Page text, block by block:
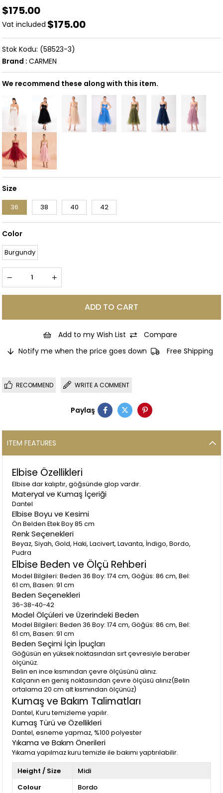
$175.00
Vat included $175.00
(58523-3)
Brand : CARMEN
We recommend these along with this item.
Size
36 38 40 42
Color
Burgundy
Add to my Wish List
Compare
Notify me when the price goes down
Free Shipping
RECOMMEND WRITE A COMMENT
Paylaş
ITEM FEATURES
Elbise Özellikleri
Elbise dar kalıptır, göğsünde glop vardır.
Materyal ve Kumaş İçeriği
Dantel
Elbise Boyu ve Kesimi
Ön Belden Etek Boy 85 cm
Renk Seçenekleri
Beyaz, Siyah, Gold, Haki, Lacivert, Lavanta, İndigo, Bordo,
Pudra
Elbise Beden ve Ölçü Rehberi
Model Bilgileri: Beden 36 Boy: 174 cm, Göğüs: 86 cm, Bel:
61 cm, Basen: 91 cm
Beden Seçenekleri
36-38-40-42
Model Ölçüleri ve Üzerindeki Beden
Model Bilgileri: Beden 36 Boy: 174 cm, Göğüs: 86 cm, Bel:
61 cm, Basen: 91 cm
Beden Seçimi İçin İpuçları
Göğüsün en yüksek noktasından sırt çevresiyle beraber
ölçünüz.
Belin en ince kısmından çevre ölçüsünü alınız.
Kalçanın en geniş noktasından çevre ölçüsü alınız(Belin
ortalama 20 cm alt kısmından ölçünüz)
Kumaş ve Bakım Talimatları
Dantel, Kuru temizleme yapılır.
Kumaş Türü ve Özellikleri
Dantel, esneme yapmaz, %100 polyester
Yıkama ve Bakım Önerileri
Yıkama yapılmaz kuru temizle ile bakımı yaptırılabilir.
Height / Size
Midi
Colour
Bordo